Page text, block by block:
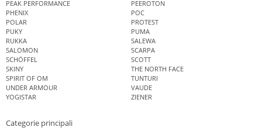
PEAK PERFORMANCE
PEEROTON
PHENIX
POC
POLAR
PROTEST
PUKY
PUMA
RUKKA
SALEWA
SALOMON
SCARPA
SCHÖFFEL
SCOTT
SKINY
THE NORTH FACE
SPIRIT OF OM
TUNTURI
UNDER ARMOUR
VAUDE
YOGISTAR
ZIENER
Categorie principali